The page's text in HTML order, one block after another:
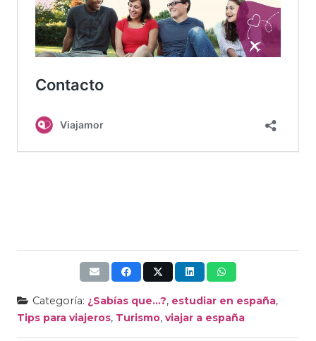
Categoría: ¿Sabías que...?, estudiar en españa,
Tips para viajeros, Turismo, viajar a españa